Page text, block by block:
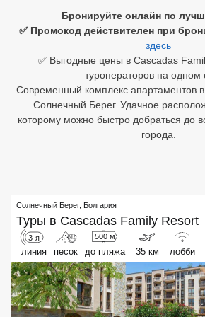
Бронируйте онлайн по
✅ Промокод действителен при
здесь
✅ Выгодные цены в Cascadas
туроператоров на одном
Современный комплекс апартаментов в
Солнечный Берег. Удачное
которому можно быстро добраться до
города.
Солнечный Берег, Болгария
Туры в Cascadas Family Resort
3-я
линия песок
500 м
до пляжа 35 км лобби
Египет
Бали
Южный Гоа
Занзибар
Абхазия
Большой Сочи